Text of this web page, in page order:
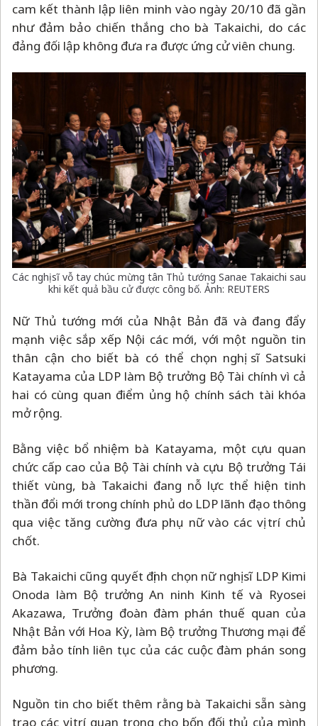
cam kết thành lập liên minh vào ngày 20/10 đã gần
như đảm bảo chiến thắng cho bà Takaichi, do các
đảng đối lập không đưa ra được ứng cử viên chung.
Các nghị sĩ vỗ tay chúc mừng tân Thủ tướng Sanae Takaichi sau
khi kết quả bầu cử được công bố. Ảnh: REUTERS
Nữ Thủ tướng mới của Nhật Bản đã và đang đẩy
mạnh việc sắp xếp Nội các mới, với một nguồn tin
thân cận cho biết bà có thể chọn nghị sĩ Satsuki
Katayama của LDP làm Bộ trưởng Bộ Tài chính vì cả
hai có cùng quan điểm ủng hộ chính sách tài khóa
mở rộng.
Bằng việc bổ nhiệm bà Katayama, một cựu quan
chức cấp cao của Bộ Tài chính và cựu Bộ trưởng Tái
thiết vùng, bà Takaichi đang nỗ lực thể hiện tinh
thần đổi mới trong chính phủ do LDP lãnh đạo thông
qua việc tăng cường đưa phụ nữ vào các vị trí chủ
chốt.
Bà Takaichi cũng quyết định chọn nữ nghị sĩ LDP Kimi
Onoda làm Bộ trưởng An ninh Kinh tế và Ryosei
Akazawa, Trưởng đoàn đàm phán thuế quan của
Nhật Bản với Hoa Kỳ, làm Bộ trưởng Thương mại để
đảm bảo tính liên tục của các cuộc đàm phán song
phương.
Nguồn tin cho biết thêm rằng bà Takaichi sẵn sàng
trao các vị trí quan trọng cho bốn đối thủ của mình